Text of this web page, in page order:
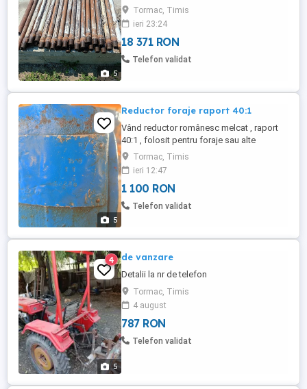
5
aferent, un adaptor între prajini și sapa și
o sapă de foraj cu 3 lame de 187mm . 33
prajini din cele 47 au fost folosite o
singura data , restul sunt noi.Prețul este in
euro .Detalii la tel
Tormac, Timis
ieri 23:24
18 371 RON
Telefon validat
5
Reductor foraje raport 40:1
Vând reductor românesc melcat , raport
40:1 , folosit pentru foraje sau alte
aplicații. Robust și puternic . Detalii la tel
Tormac, Timis
ieri 12:47
1 100 RON
Telefon validat
5
4 de vanzare
Detalii la nr de telefon
Tormac, Timis
4 august
787 RON
Telefon validat